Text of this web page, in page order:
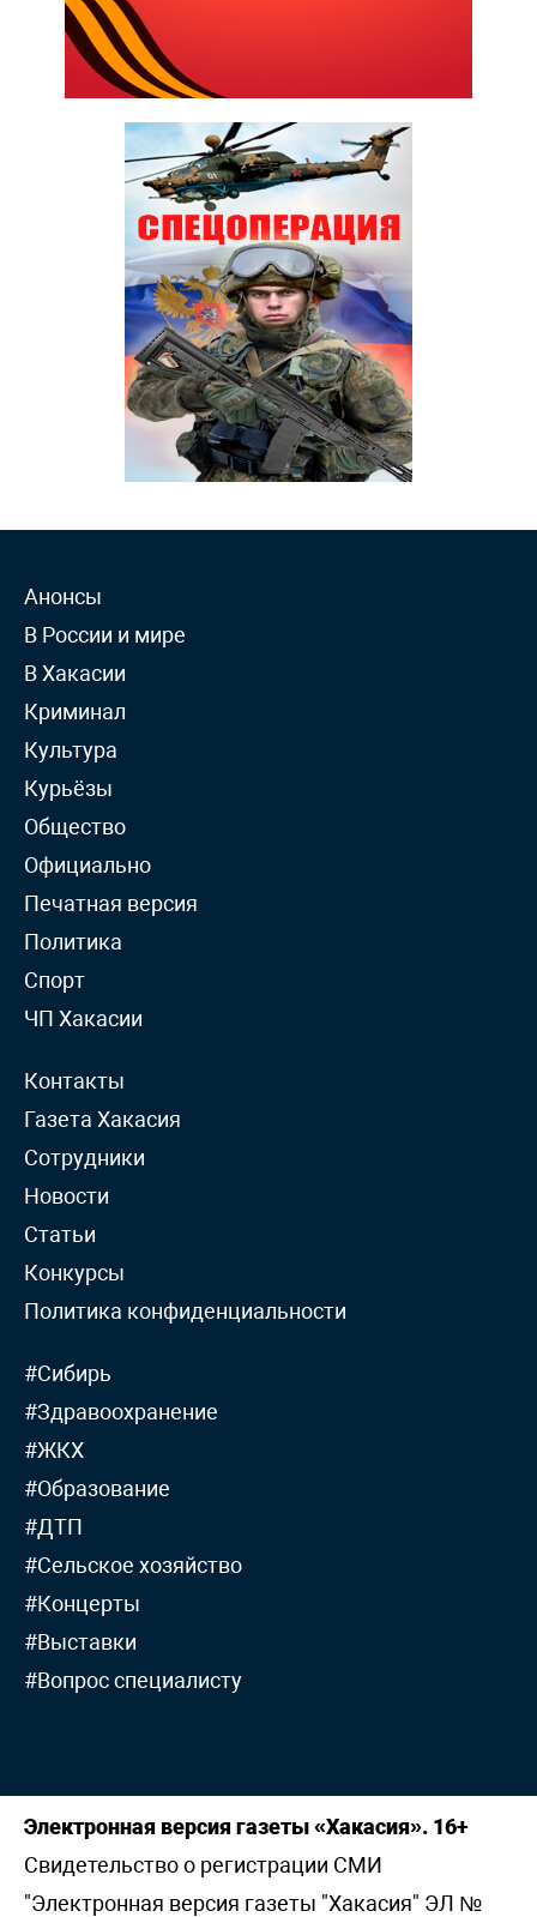
Анонсы
В России и мире
В Хакасии
Криминал
Культура
Курьёзы
Общество
Официально
Печатная версия
Политика
Спорт
ЧП Хакасии
Контакты
Газета Хакасия
Сотрудники
Новости
Статьи
Конкурсы
Политика конфиденциальности
#Сибирь
#Здравоохранение
#ЖКХ
#Образование
#ДТП
#Сельское хозяйство
#Концерты
#Выставки
#Вопрос специалисту
Электронная версия газеты «Хакасия». 16+
Свидетельство о регистрации СМИ
"Электронная версия газеты "Хакасия" ЭЛ №